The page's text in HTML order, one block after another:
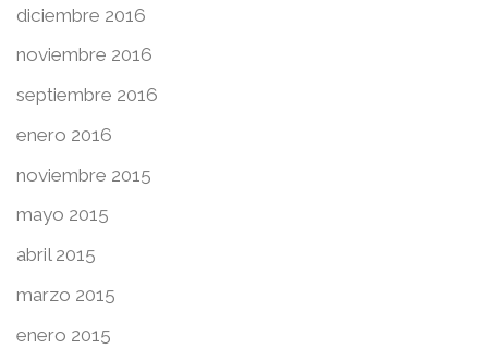
diciembre 2016
noviembre 2016
septiembre 2016
enero 2016
noviembre 2015
mayo 2015
abril 2015
marzo 2015
enero 2015